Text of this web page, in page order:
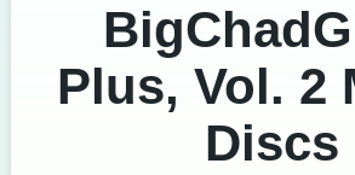
Plus, Vol. 2
Discs